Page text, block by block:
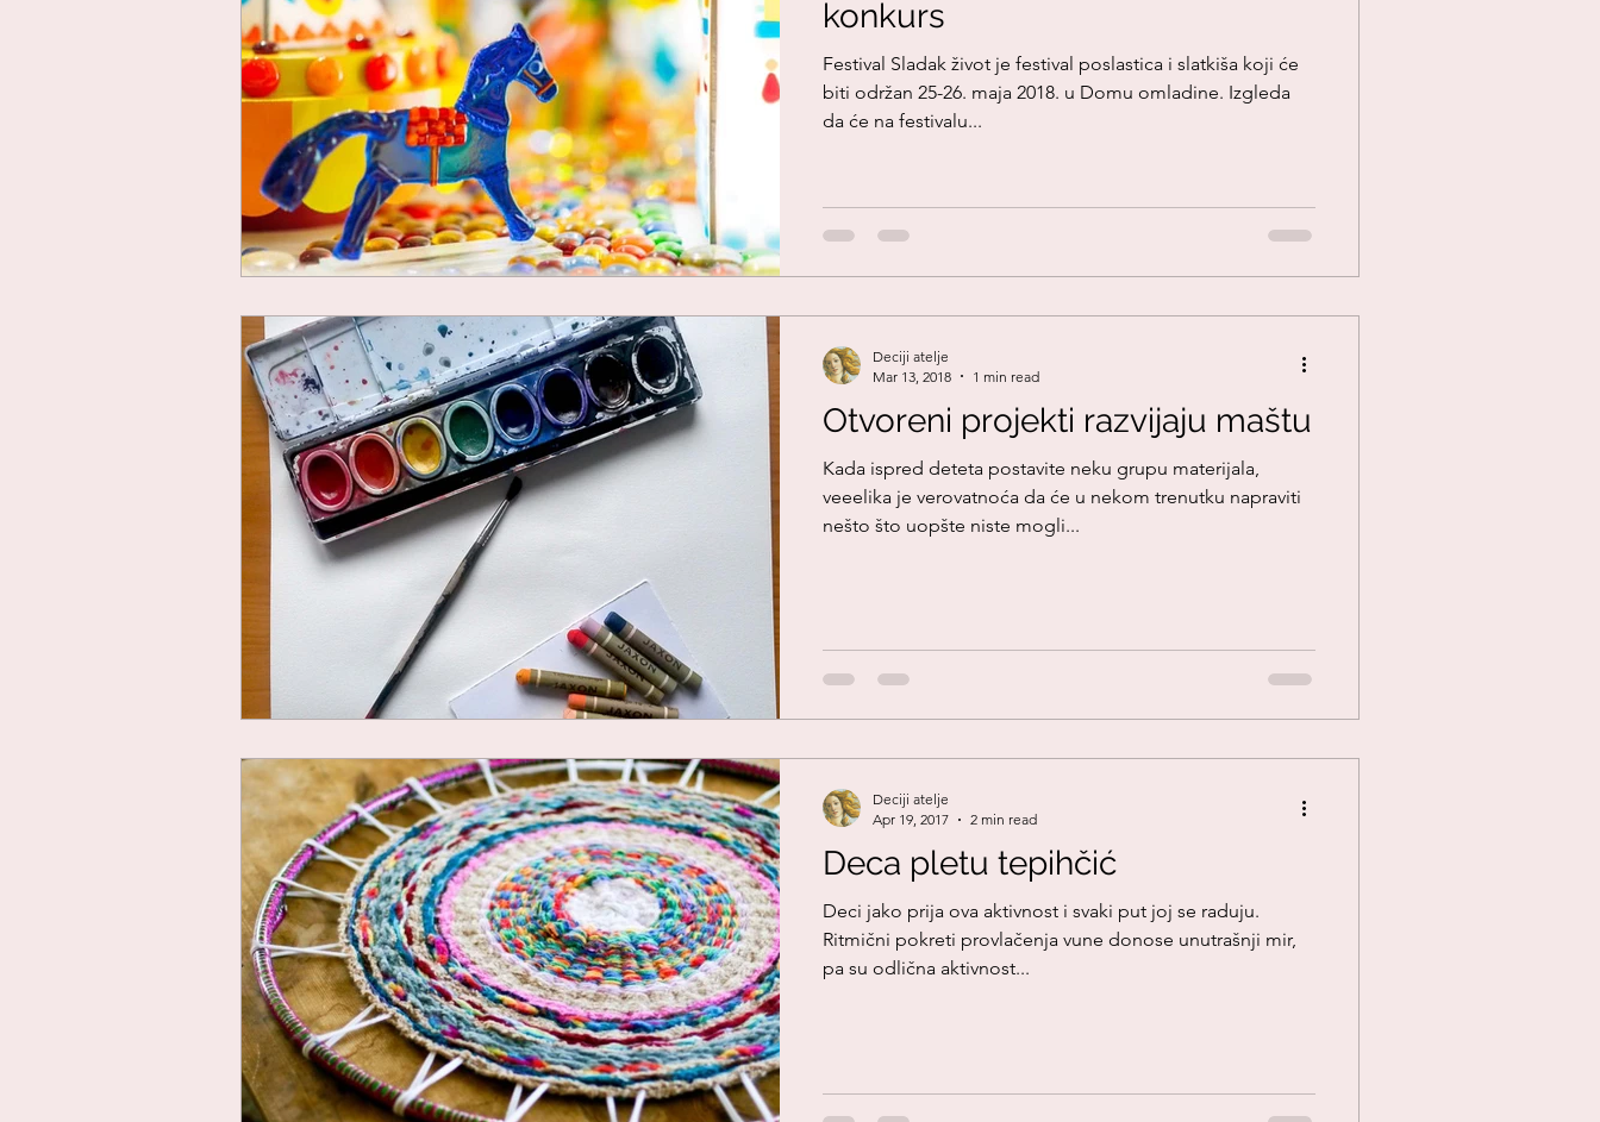
konkurs
Festival Sladak život je festival poslastica i slatkiša koji će
biti održan 25-26. maja 2018. u Domu omladine. Izgleda
da će na festivalu...
Otvoreni projekti razvijaju maštu
Kada ispred deteta postavite neku grupu materijala,
veeelika je verovatnoća da će u nekom trenutku napraviti
nešto što uopšte niste mogli...
Deciji atelje
Mar 13, 2018
1 min read
Deca pletu tepihčić
Deci jako prija ova aktivnost i svaki put joj se raduju.
Ritmični pokreti provlačenja vune donose unutrašnji mir,
pa su odlična aktivnost...
Deciji atelje
Apr 19, 2017
2 min read